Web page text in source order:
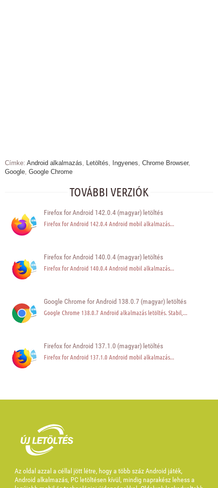
Címke: Android alkalmazás, Letöltés, Ingyenes, Chrome Browser,
Google, Google Chrome
TOVÁBBI VERZIÓK
Firefox for Android 142.0.4 (magyar) letöltés
Firefox for Android 142.0.4 Android mobil alkalmazás...
Firefox for Android 140.0.4 (magyar) letöltés
Firefox for Android 140.0.4 Android mobil alkalmazás...
Google Chrome for Android 138.0.7 (magyar) letöltés
Google Chrome 138.0.7 Android alkalmazás letöltés. Stabil,...
Firefox for Android 137.1.0 (magyar) letöltés
Firefox for Android 137.1.0 Android mobil alkalmazás...
Az oldal azzal a céllal jött létre, hogy a több száz Android játék,
Android alkalmazás, PC letöltésen kívül, mindig naprakész lehess a